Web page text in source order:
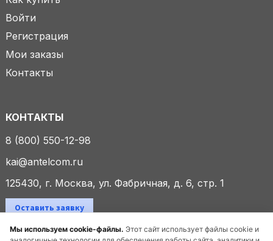
Мы используем cookie-файлы. Этот сайт использует файлы cookie и
Войти
Регистрация
Мои заказы
Контакты
КОНТАКТЫ
8 (800) 550-12-98
kai@antelcom.ru
125430, г. Москва, ул. Фабричная, д. 6, стр. 1
Оставить заявку